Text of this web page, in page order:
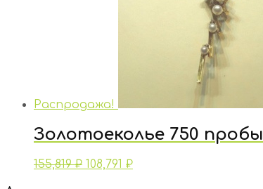
Распродажа!
Золотоеколье 750 пробы
155,819₽ 108,791 ₽